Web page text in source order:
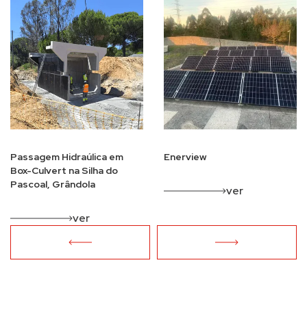
Passagem Hidraúlica em
Box-Culvert na Silha do
Pascoal, Grândola
ver
Enerview
ver